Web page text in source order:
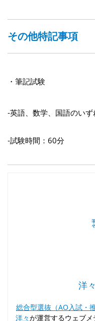
その他特記事項
・筆記試験
‐英語、数学、国語のい
‐試験時間：60分
洋
総合型選抜（AO入試・
洋々が運営するウェブ